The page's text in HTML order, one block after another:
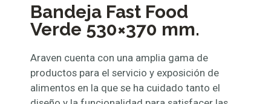
Bandeja Fast Food
Verde 530×370 mm.
Araven cuenta con una amplia gama de
productos para el servicio y exposición de
alimentos en la que se ha cuidado tanto el